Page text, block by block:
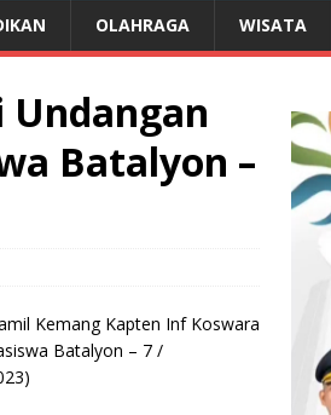
OLAHRAGA WISATA
Batalyon –
Kemang Kapten Inf Koswara
Batalyon – 7 /